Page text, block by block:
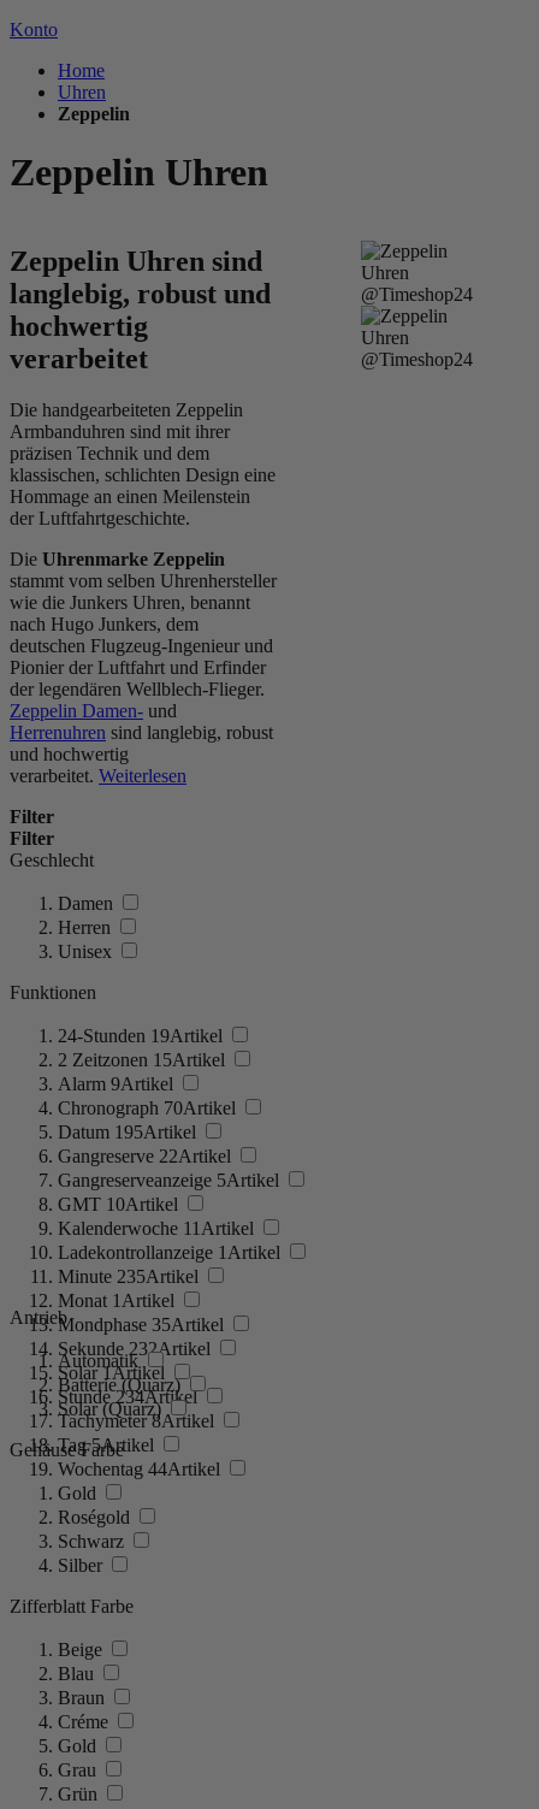
Konto
Home
Uhren
Zeppelin
Zeppelin Uhren
Zeppelin Uhren sind
langlebig, robust und
hochwertig
verarbeitet
Die handgearbeiteten Zeppelin
Armbanduhren sind mit ihrer
präzisen Technik und dem
klassischen, schlichten Design eine
Hommage an einen Meilenstein
der Luftfahrtgeschichte.
Die Uhrenmarke Zeppelin
stammt vom selben Uhrenhersteller
wie die Junkers Uhren, benannt
nach Hugo Junkers, dem
deutschen Flugzeug-Ingenieur und
Pionier der Luftfahrt und Erfinder
der legendären Wellblech-Flieger.
Zeppelin Damen- und
Herrenuhren sind langlebig, robust
und hochwertig
verarbeitet. Weiterlesen
Filter
Filter
Geschlecht
Damen
Herren
Unisex
Funktionen
24-Stunden 19Artikel
2 Zeitzonen 15Artikel
Alarm 9Artikel
Chronograph 70Artikel
Datum 195Artikel
Gangreserve 22Artikel
Gangreserveanzeige 5Artikel
GMT 10Artikel
Kalenderwoche 11 Artikel
Ladekontrollanzeige 1 Artikel
Minute 235Artikel
Monat 1 Artikel
Mondphase 35Artikel
Sekunde 232Artikel
Solar 1Artikel
Stunde 234Artikel
Tachymeter 8Artikel
Tag 5Artikel
Wochentag 44Artikel
Antrieb
Automatik
Batterie (Quarz)
Solar (Quarz)
Gehäuse Farbe
Gold
Roségold
Schwarz
Silber
Zifferblatt Farbe
Beige
Blau
Braun
Créme
Gold
Grau
Grün